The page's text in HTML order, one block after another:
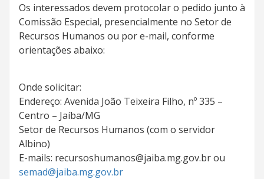
Os interessados devem protocolar o pedido junto à
Comissão Especial, presencialmente no Setor de
Recursos Humanos ou por e-mail, conforme
orientações abaixo:
Onde solicitar:
Endereço: Avenida João Teixeira Filho, nº 335 –
Centro – Jaíba/MG
Setor de Recursos Humanos (com o servidor
Albino)
E-mails: recursoshumanos@jaiba.mg.gov.br ou
semad@jaiba.mg.gov.br